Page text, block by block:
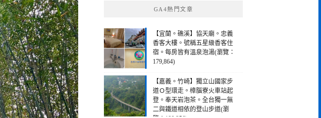
GA4熱門文章
【宜蘭。礁溪】協天廟。忠義
香客大樓。號稱五星級香客住
宿。每房皆有溫泉泡湯(瀏覽：
179,864)
【嘉義。竹崎】獨立山國家步
道Ｏ型環走。樟腦寮火車站起
登。奉天岩泡茶。全台獨一無
二與鐵道相依的登山步道(瀏